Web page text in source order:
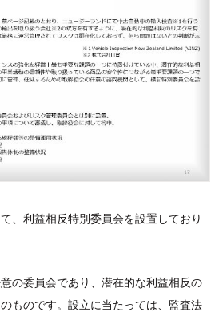
、利益相反特別委員会を設置しており
の委員会であり、潜在的な利益相反の
ものです。設立に当たっては、監査法